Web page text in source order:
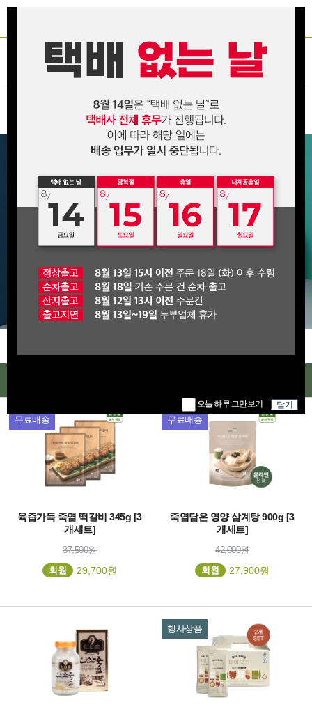
인산죽염 죽염장류 진액/고 환/분말
온라인전용 화장품
신제품
무료배송
육즙가득 죽염 떡갈비 345g [3
개세트]
37,500원
회원
29,700원
무료배송
죽염담은 영양 삼계탕 900g [3
개세트]
42,000원
회원
27,900원
행사상품
오늘 하루 그만보기 닫기